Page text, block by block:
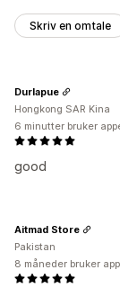
Skriv en omtale
good
Durlapue
Hongkong SAR Kina
6 minutter bruker
Aitmad Store
Pakistan
8 måneder bruker